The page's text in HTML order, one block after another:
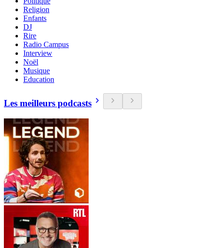
Religion
Enfants
DJ
Rire
Radio Campus
Interview
Noël
Musique
Education
Les meilleurs podcasts